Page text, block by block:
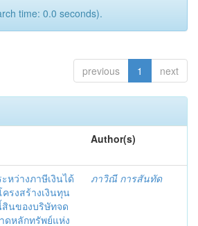
time: 0.0 seconds).
previous 1 next
Author(s)
หว่างภาษีเงินได้
รงสร้างเงินทุน
นของบริษัทจด
ดหลักทรัพย์แห่ง
ภาวิณี การสันทัด